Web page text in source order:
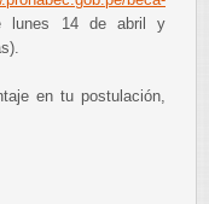
lunes 14 de abril y
en tu postulación,